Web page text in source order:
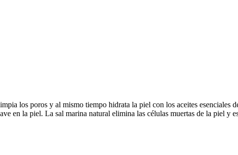
los poros y al mismo tiempo hidrata la piel con los aceites esenciales
en la piel. La sal marina natural elimina las células muertas de la piel y